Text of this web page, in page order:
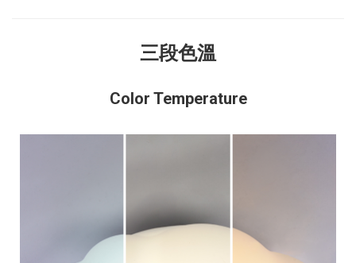
三段色溫
Color Temperature